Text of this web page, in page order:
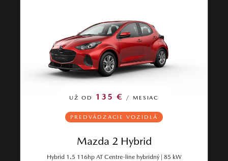
UŽ OD 135 € / MESIAC
PREDVÁDZACIE VOZIDLÁ
Mazda 2 Hybrid
Hybrid 1.5 116hp AT Centre-line hybridný | 85 kW